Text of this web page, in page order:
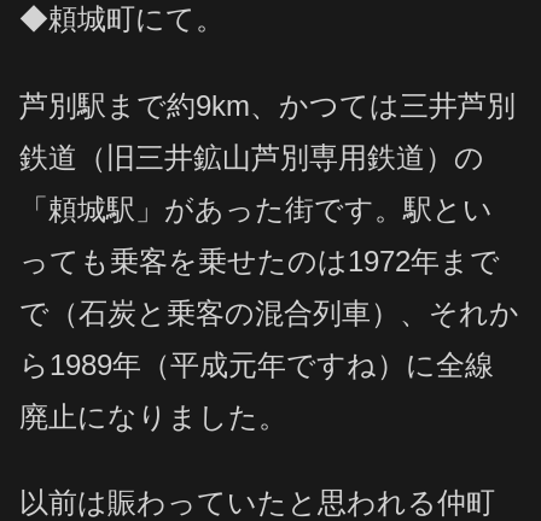
◆頼城町にて。
芦別駅まで約9km、かつては三井芦別
鉄道（旧三井鉱山芦別専用鉄道）の
「頼城駅」があった街です。駅とい
っても乗客を乗せたのは1972年まで
で（石炭と乗客の混合列車）、それか
ら1989年（平成元年ですね）に全線
廃止になりました。
以前は賑わっていたと思われる仲町